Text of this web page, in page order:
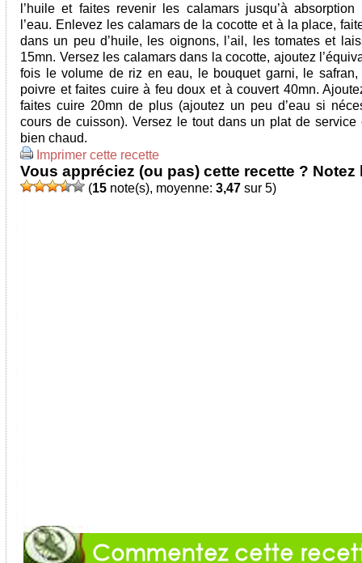
l’huile et faites revenir les calamars jusqu’à absorption
l’eau. Enlevez les calamars de la cocotte et à la place,
dans un peu d’huile, les oignons, l’ail, les tomates et
15mn. Versez les calamars dans la cocotte, ajoutez
fois le volume de riz en eau, le bouquet garni, le
poivre et faites cuire à feu doux et à couvert 40mn.
faites cuire 20mn de plus (ajoutez un peu d’eau si
cours de cuisson). Versez le tout dans un plat de service
bien chaud.
Imprimer cette recette
Vous appréciez (ou pas) cette recette ? Notez
(15 note(s), moyenne: 3,47 sur 5)